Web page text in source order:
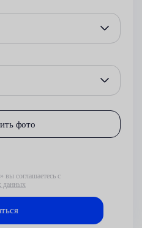
фото
вы соглашаетесь с
данных